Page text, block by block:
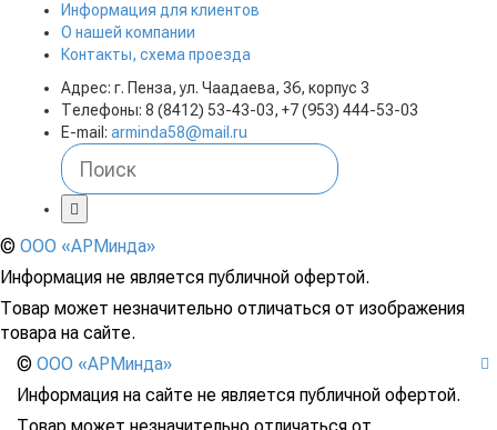
Информация для клиентов
О нашей компании
Контакты, схема проезда
Адрес: г. Пенза, ул. Чаадаева, 36, корпус 3
Телефоны: 8 (8412) 53-43-03, +7 (953) 444-53-03
E-mail: arminda58@mail.ru
© ООО «АРМинда»
Информация не является публичной офертой.
Товар может незначительно отличаться от изображения
товара на сайте.
© ООО «АРМинда»
Информация на сайте не является публичной офертой.